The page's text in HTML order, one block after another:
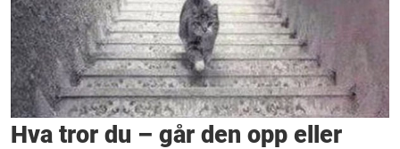
Hva tror du – går den opp eller